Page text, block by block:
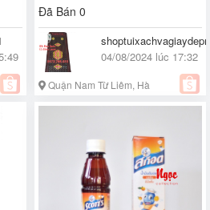
Đã Bán 0
04/08/2024 lúc 17:32
Quận Nam Từ Liêm, Hà